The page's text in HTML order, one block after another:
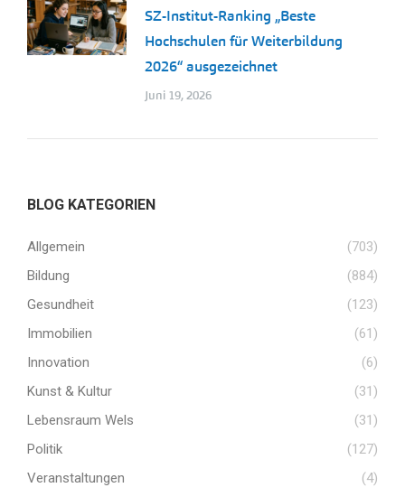
SZ-Institut-Ranking „Beste
Hochschulen für Weiterbildung
2026“ ausgezeichnet
Juni 19, 2026
BLOG KATEGORIEN
Allgemein
(703)
Bildung
(884)
Gesundheit
(123)
Immobilien
(61)
Innovation
(6)
Kunst & Kultur
(31)
Lebensraum Wels
(31)
Politik
(127)
Veranstaltungen
(4)